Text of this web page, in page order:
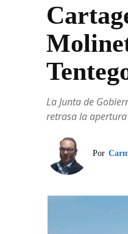
La Junta de
retrasa la
Por